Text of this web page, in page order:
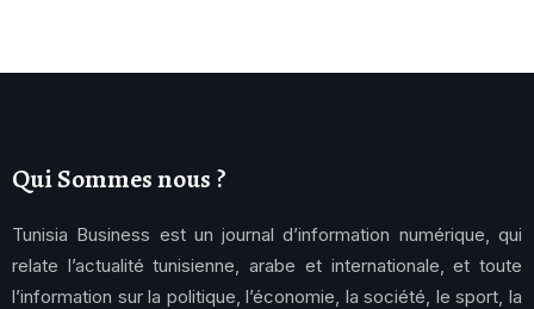
Qui Sommes nous ?
Tunisia Business est un journal d’information numérique, qui
relate l’actualité tunisienne, arabe et internationale, et toute
l’information sur la politique, l’économie, la société, le sport, la